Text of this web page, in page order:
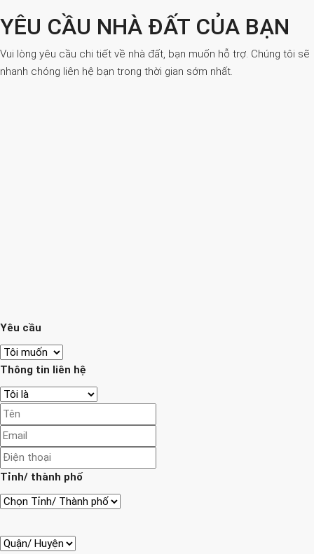
YÊU CẦU NHÀ ĐẤT CỦA BẠN
Vui lòng yêu cầu chi tiết về nhà đất, bạn muốn hỗ trợ. Chúng tôi sẽ
nhanh chóng liên hệ bạn trong thời gian sớm nhất.
Yêu cầu
Thông tin liên hệ
Tỉnh/ thành phố